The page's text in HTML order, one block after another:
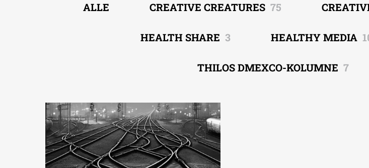
ALLE CREATIVE CREATURES 75
HEALTH SHARE 3 HEALTHY MEDIA
THILOS DMEXCO-KOLUMNE 7